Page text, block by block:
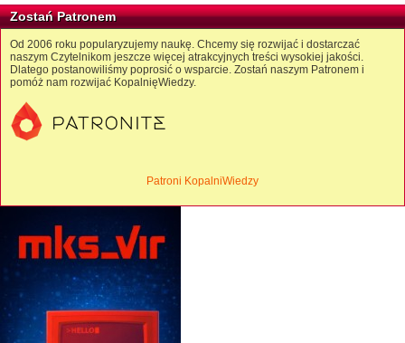
Zostań Patronem
Od 2006 roku popularyzujemy naukę. Chcemy się rozwijać i dostarczać
naszym Czytelnikom jeszcze więcej atrakcyjnych treści wysokiej jakości.
Dlatego postanowiliśmy poprosić o wsparcie. Zostań naszym Patronem i
pomóż nam rozwijać KopalnięWiedzy.
Patroni KopalniWiedzy